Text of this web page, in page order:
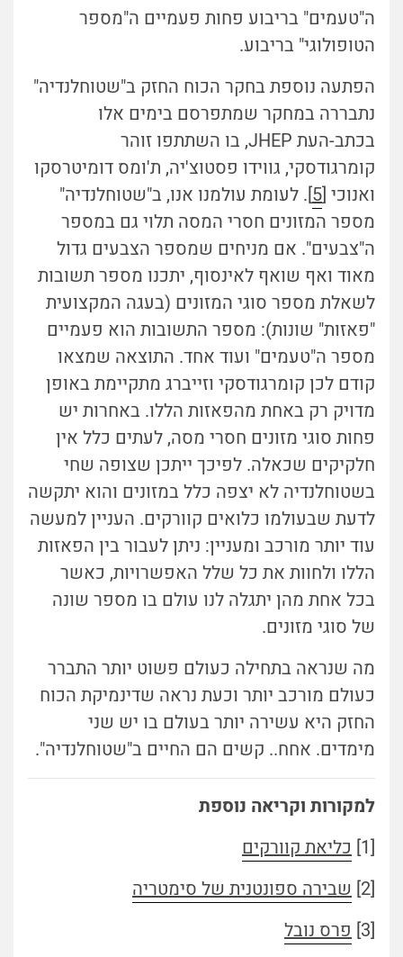
ה"טעמים" בריבוע פחות פעמיים ה"מספר
הטופולוגי" בריבוע.
הפתעה נוספת בחקר הכוח החזק ב"שטוחלנדיה"
נתבררה במחקר שמתפרסם בימים אלו
בכתב-העת JHEP, בו השתתפו זוהר
קומרגודסקי, גווידו פסטוצ'יה, ת'ומס דומיטרסקו
ואנוכי [5]. לעומת עולמנו אנו, ב"שטוחלנדיה"
מספר המזונים חסרי המסה תלוי גם במספר
ה"צבעים". אם מניחים שמספר הצבעים גדול
מאוד ואף שואף לאינסוף, יתכנו מספר תשובות
לשאלת מספר סוגי המזונים (בעגה המקצועית
"פאזות" שונות): מספר התשובות הוא פעמיים
מספר ה"טעמים" ועוד אחד. התוצאה שמצאו
קודם לכן קומרגודסקי וזייברג מתקיימת באופן
מדויק רק באחת מהפאזות הללו. באחרות יש
פחות סוגי מזונים חסרי מסה, לעתים כלל אין
חלקיקים שכאלה. לפיכך ייתכן שצופה שחי
בשטוחלנדיה לא יצפה כלל במזונים והוא יתקשה
לדעת שבעולמו כלואים קוורקים. העניין למעשה
עוד יותר מורכב ומעניין: ניתן לעבור בין הפאזות
הללו ולחוות את כל שלל האפשרויות, כאשר
בכל אחת מהן יתגלה לנו עולם בו מספר שונה
של סוגי מזונים.
מה שנראה בתחילה כעולם פשוט יותר התברר
כעולם מורכב יותר וכעת נראה שדינמיקת הכוח
החזק היא עשירה יותר בעולם בו יש שני
מימדים. אחח.. קשים הם החיים ב"שטוחלנדיה".
למקורות וקריאה נוספת
[1]
כליאת קוורקים
[2]
שבירה ספונטנית של סימטריה
[3]
פרס נובל